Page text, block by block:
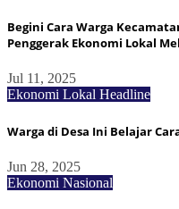
Begini Cara Warga
Penggerak Ekonomi Lokal
Jul 11, 2025
Ekonomi Lokal Headline
Warga di Desa Ini Belajar
Jun 28, 2025
Ekonomi Nasional